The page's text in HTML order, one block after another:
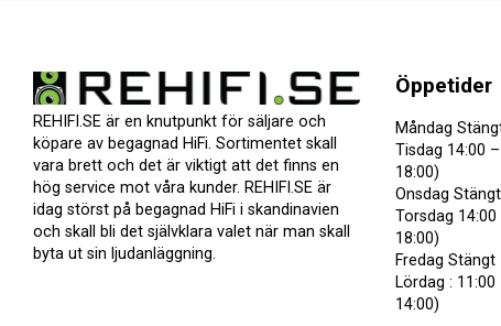
REHIFI.SE är en knutpunkt för säljare och
köpare av begagnad HiFi. Sortimentet skall
vara brett och det är viktigt att det finns en
hög service mot våra kunder. REHIFI.SE är
idag störst på begagnad HiFi i skandinavien
och skall bli det självklara valet när man skall
byta ut sin ljudanläggning.
Öppetider
Måndag
Tisdag 14:00
18:00)
Onsdag Stängt
Torsdag
18:00)
Fredag Stängt
Lördag :
14:00)